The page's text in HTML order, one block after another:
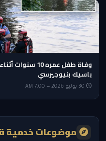
وفاة طفل عمره
باسيك بنيوجيرسي
موضوعات خدمية